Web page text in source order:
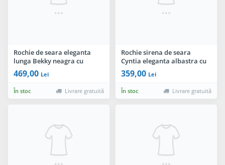
Rochie de seara eleganta
lunga Bekky neagra cu
model din paiete aurii
469,00 Lei
În stoc Livrare gratuită
Rochie sirena de seara
Cyntia eleganta albastra cu
volane la umeri si colier
pretios
359,00 Lei
În stoc Livrare gratuită